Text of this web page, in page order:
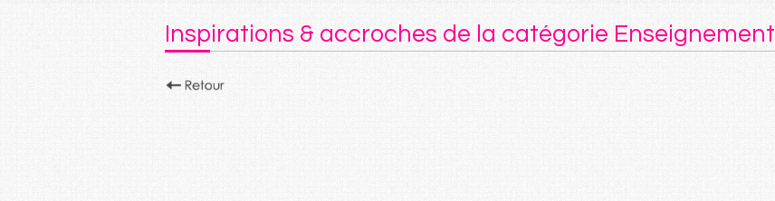
Inspirations & accroches de la catégorie Enseignement